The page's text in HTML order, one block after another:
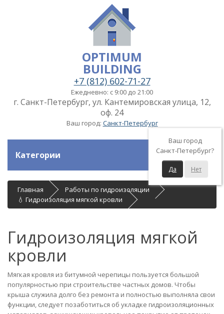
OPTIMUM
BUILDING
+7 (812) 602-71-27
Ежедневно: с 9:00 до 21:00
г. Санкт-Петербург, ул. Кантемировская улица, 12,
оф. 24
Ваш город: Санкт-Петербург
Ваш город
Санкт-Петербург?
Да Нет
Категории
Главная
Работы по гидроизоляции
💧 Гидроизоляция мягкой кровли
Гидроизоляция мягкой
кровли
Мягкая кровля из битумной черепицы пользуется большой
популярностью при строительстве частных домов. Чтобы
крыша служила долго без ремонта и полностью выполняла свои
функции, следует позаботиться об укладке гидроизоляционных